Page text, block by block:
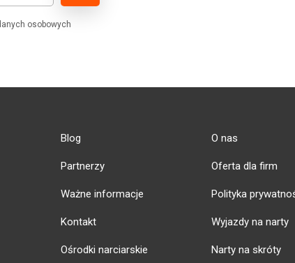
osobowych
Blog O nas
Partnerzy Oferta dla firm
Ważne informacje Polityka
Kontakt Wyjazdy na narty
Ośrodki narciarskie Narty na skróty